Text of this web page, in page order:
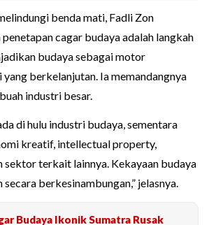
benda mati, Fadli Zon
cagar budaya adalah langkah
budaya sebagai motor
berkelanjutan. Ia memandangnya
industri besar.
di hulu industri budaya, sementara
kreatif, intellectual property,
sektor terkait lainnya. Kekayaan budaya
berkesinambungan,” jelasnya.
Budaya Ikonik Sumatra Rusak